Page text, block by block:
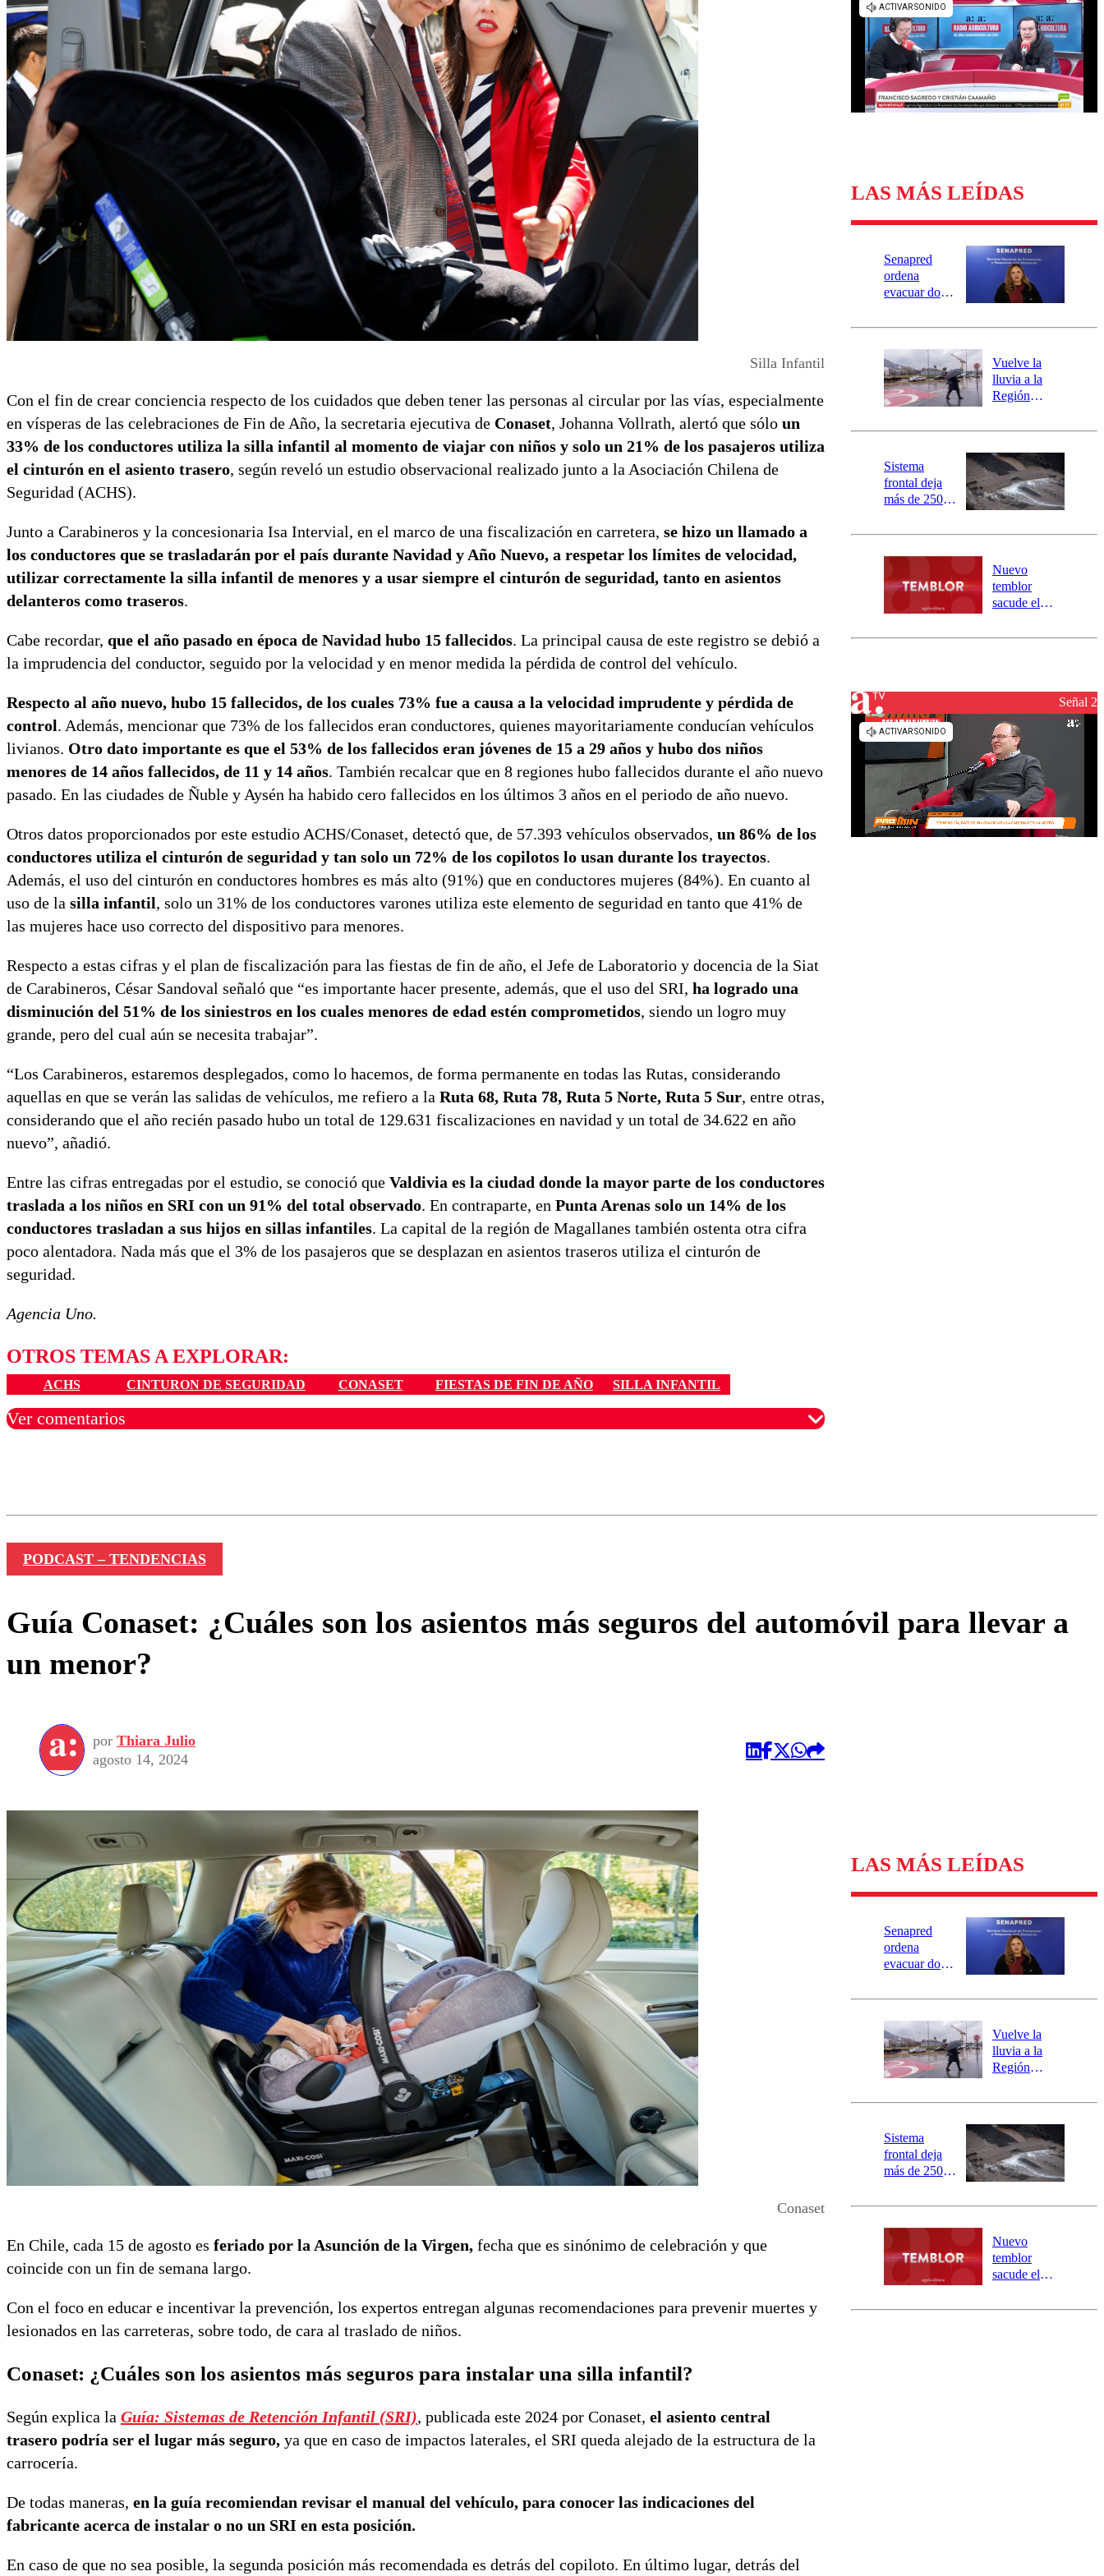
Universidad de Chile
Sustentabilidad
Silla Infantil
Con el fin de crear conciencia respecto de los cuidados que deben tener las personas al circular por las vías, especialmente
en vísperas de las celebraciones de Fin de Año, la secretaria ejecutiva de Conaset, Johanna Vollrath, alertó que sólo un
33% de los conductores utiliza la silla infantil al momento de viajar con niños y solo un 21% de los pasajeros utiliza
el cinturón en el asiento trasero, según reveló un estudio observacional realizado junto a la Asociación Chilena de
Seguridad (ACHS).
Junto a Carabineros y la concesionaria Isa Intervial, en el marco de una fiscalización en carretera, se hizo un llamado a
los conductores que se trasladarán por el país durante Navidad y Año Nuevo, a respetar los límites de velocidad,
utilizar correctamente la silla infantil de menores y a usar siempre el cinturón de seguridad, tanto en asientos
delanteros como traseros.
Cabe recordar, que el año pasado en época de Navidad hubo 15 fallecidos. La principal causa de este registro se debió a
la imprudencia del conductor, seguido por la velocidad y en menor medida la pérdida de control del vehículo.
Respecto al año nuevo, hubo 15 fallecidos, de los cuales 73% fue a causa a la velocidad imprudente y pérdida de
control. Además, mencionar que 73% de los fallecidos eran conductores, quienes mayoritariamente conducían vehículos
livianos. Otro dato importante es que el 53% de los fallecidos eran jóvenes de 15 a 29 años y hubo dos niños
menores de 14 años fallecidos, de 11 y 14 años. También recalcar que en 8 regiones hubo fallecidos durante el año nuevo
pasado. En las ciudades de Ñuble y Aysén ha habido cero fallecidos en los últimos 3 años en el periodo de año nuevo.
Otros datos proporcionados por este estudio ACHS/Conaset, detectó que, de 57.393 vehículos observados, un 86% de los
conductores utiliza el cinturón de seguridad y tan solo un 72% de los copilotos lo usan durante los trayectos.
Además, el uso del cinturón en conductores hombres es más alto (91%) que en conductores mujeres (84%). En cuanto al
uso de la silla infantil, solo un 31% de los conductores varones utiliza este elemento de seguridad en tanto que 41% de
las mujeres hace uso correcto del dispositivo para menores.
Respecto a estas cifras y el plan de fiscalización para las fiestas de fin de año, el Jefe de Laboratorio y docencia de la Siat
de Carabineros, César Sandoval señaló que “es importante hacer presente, además, que el uso del SRI, ha logrado una
disminución del 51% de los siniestros en los cuales menores de edad estén comprometidos, siendo un logro muy
grande, pero del cual aún se necesita trabajar”.
“Los Carabineros, estaremos desplegados, como lo hacemos, de forma permanente en todas las Rutas, considerando
aquellas en que se verán las salidas de vehículos, me refiero a la Ruta 68, Ruta 78, Ruta 5 Norte, Ruta 5 Sur, entre otras,
considerando que el año recién pasado hubo un total de 129.631 fiscalizaciones en navidad y un total de 34.622 en año
nuevo”, añadió.
Entre las cifras entregadas por el estudio, se conoció que Valdivia es la ciudad donde la mayor parte de los conductores
traslada a los niños en SRI con un 91% del total observado. En contraparte, en Punta Arenas solo un 14% de los
conductores trasladan a sus hijos en sillas infantiles. La capital de la región de Magallanes también ostenta otra cifra
poco alentadora. Nada más que el 3% de los pasajeros que se desplazan en asientos traseros utiliza el cinturón de
seguridad.
Agencia Uno.
OTROS TEMAS A EXPLORAR:
ACHS CINTURON DE SEGURIDAD CONASET FIESTAS DE FIN DE AÑO SILLA INFANTIL
Ver comentarios
LAS MÁS LEÍDAS
Senapred
ordena
evacuar dos
Carahue por
río Damas:
activa
mensajería
SAE
Vuelve la
lluvia a la
Región
este es el
la DMC para
este viernes
Sistema
frontal deja
más de 250
y 317
aisladas entre
Valparaíso y
Los Ríos
Nuevo
temblor
sacude el
revisa la
Señal 2
PODCAST – TENDENCIAS
Guía Conaset: ¿Cuáles son los asientos más seguros del automóvil para llevar a
un menor?
por Thiara Julio
agosto 14, 2024
Conaset
En Chile, cada 15 de agosto es feriado por la Asunción de la Virgen, fecha que es sinónimo de celebración y que
coincide con un fin de semana largo.
Con el foco en educar e incentivar la prevención, los expertos entregan algunas recomendaciones para prevenir muertes y
lesionados en las carreteras, sobre todo, de cara al traslado de niños.
Conaset: ¿Cuáles son los asientos más seguros para instalar una silla infantil?
Según explica la Guía: Sistemas de Retención Infantil (SRI), publicada este 2024 por Conaset, el asiento central
trasero podría ser el lugar más seguro, ya que en caso de impactos laterales, el SRI queda alejado de la estructura de la
carrocería.
De todas maneras, en la guía recomiendan revisar el manual del vehículo, para conocer las indicaciones del
fabricante acerca de instalar o no un SRI en esta posición.
En caso de que no sea posible, la segunda posición más recomendada es detrás del copiloto. En último lugar, detrás del
LAS MÁS LEÍDAS
Senapred
ordena
evacuar dos
Carahue por
río Damas:
activa
mensajería
SAE
Vuelve la
lluvia a la
Región
este es el
la DMC para
este viernes
Sistema
frontal deja
más de 250
y 317
aisladas entre
Valparaíso y
Los Ríos
Nuevo
temblor
sacude el
revisa la